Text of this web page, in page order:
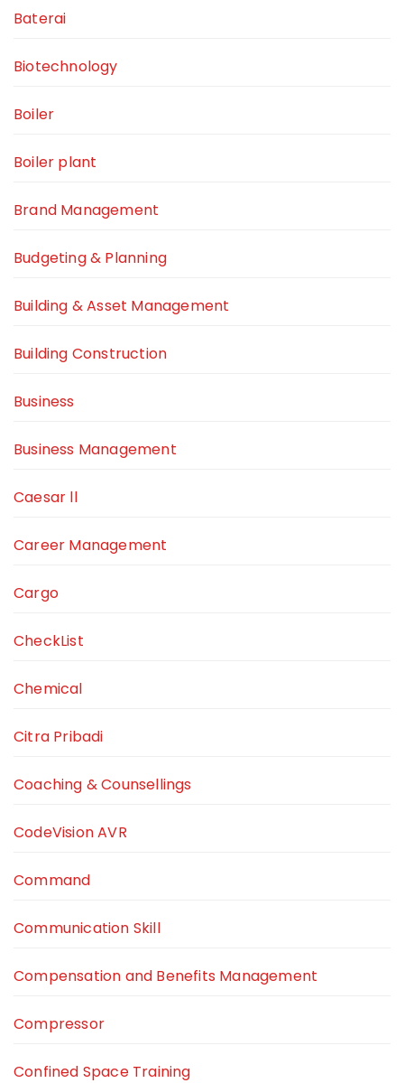
Baterai
Biotechnology
Boiler
Boiler plant
Brand Management
Budgeting & Planning
Building & Asset Management
Building Construction
Business
Business Management
Caesar ll
Career Management
Cargo
CheckList
Chemical
Citra Pribadi
Coaching & Counsellings
CodeVision AVR
Command
Communication Skill
Compensation and Benefits Management
Compressor
Confined Space Training